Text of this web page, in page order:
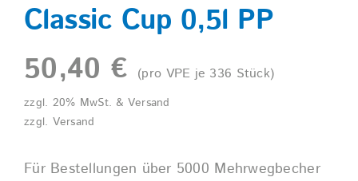
Classic Cup 0,5l PP
50,40 € (pro VPE je 336 Stück)
zzgl. 20% MwSt. & Versand
zzgl. Versand
Für Bestellungen über 5000 Mehrwegbecher